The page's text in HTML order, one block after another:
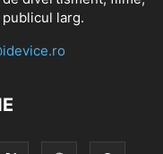
larg.